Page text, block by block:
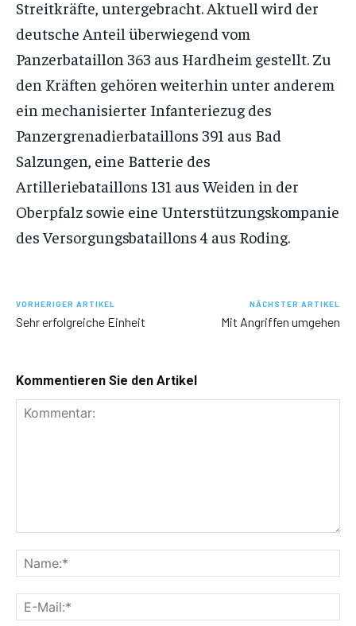
Streitkräfte, untergebracht. Aktuell wird der
deutsche Anteil überwiegend vom
Panzerbataillon 363 aus Hardheim gestellt. Zu
den Kräften gehören weiterhin unter anderem
ein mechanisierter Infanteriezug des
Panzergrenadierbataillons 391 aus Bad
Salzungen, eine Batterie des
Artilleriebataillons 131 aus Weiden in der
Oberpfalz sowie eine Unterstützungskompanie
des Versorgungsbataillons 4 aus Roding.
VORHERIGER ARTIKEL
Sehr erfolgreiche Einheit
NÄCHSTER ARTIKEL
Mit Angriffen umgehen
Kommentieren Sie den Artikel